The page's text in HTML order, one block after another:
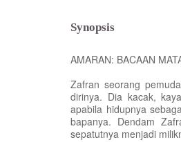
Synopsis
AMARAN: BACAAN
Zafran seorang
dirinya. Dia kacak,
apabila hidupnya
bapanya. Dendam
sepatutnya menjadi